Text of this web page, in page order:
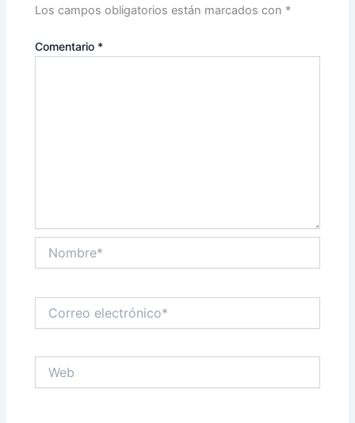
Los campos obligatorios están marcados con *
Comentario *
electrónico*